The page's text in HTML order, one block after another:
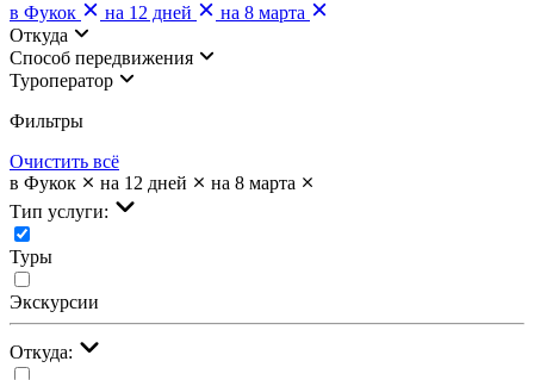
в Фукок
на 12 дней
на 8 марта
Откуда
Cпособ передвижения
Туроператор
Фильтры
Очистить всё
в Фукок
на 12 дней
на 8 марта
Тип услуги:
Туры
Экскурсии
Откуда: